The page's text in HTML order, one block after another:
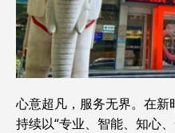
心意超凡，服务无界。在
持续以“专业、智能、知心